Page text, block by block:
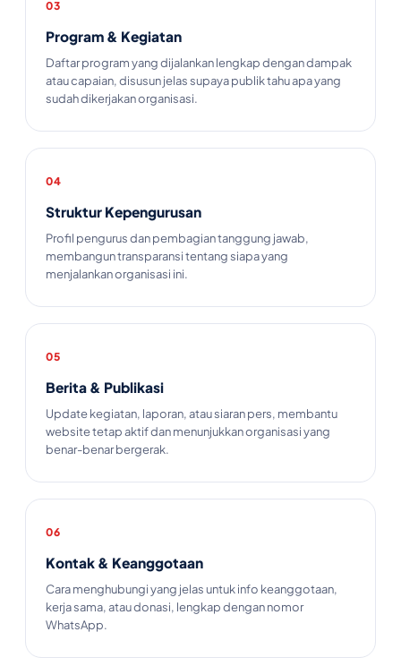
03
Program & Kegiatan
Daftar program yang dijalankan lengkap dengan dampak
atau capaian, disusun jelas supaya publik tahu apa yang
sudah dikerjakan organisasi.
04
Struktur Kepengurusan
Profil pengurus dan pembagian tanggung jawab,
membangun transparansi tentang siapa yang
menjalankan organisasi ini.
05
Berita & Publikasi
Update kegiatan, laporan, atau siaran pers, membantu
website tetap aktif dan menunjukkan organisasi yang
benar-benar bergerak.
06
Kontak & Keanggotaan
Cara menghubungi yang jelas untuk info keanggotaan,
kerja sama, atau donasi, lengkap dengan nomor
WhatsApp.